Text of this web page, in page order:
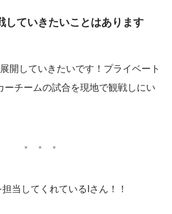
していきたいことはあります
開していきたいです！プライベート
チームの試合を現地で観戦しにい
当してくれているIさん！！